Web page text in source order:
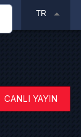
TR
CANLI YAYIN